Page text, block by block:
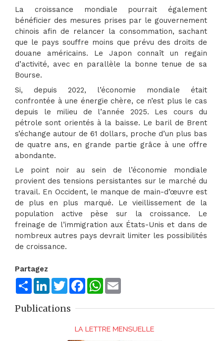
La croissance mondiale pourrait également
bénéficier des mesures prises par le gouvernement
chinois afin de relancer la consommation, sachant
que le pays souffre moins que prévu des droits de
douane américains. Le Japon connaît un regain
d’activité, avec en parallèle la bonne tenue de sa
Bourse.
Si, depuis 2022, l’économie mondiale était
confrontée à une énergie chère, ce n’est plus le cas
depuis le milieu de l’année 2025. Les cours du
pétrole sont orientés à la baisse. Le baril de Brent
s’échange autour de 61 dollars, proche d’un plus bas
de quatre ans, en grande partie grâce à une offre
abondante.
Le point noir au sein de l’économie mondiale
provient des tensions persistantes sur le marché du
travail. En Occident, le manque de main-d’œuvre est
de plus en plus marqué. Le vieillissement de la
population active pèse sur la croissance. Le
freinage de l’immigration aux États-Unis et dans de
nombreux autres pays devrait limiter les possibilités
de croissance.
Partagez
ShareLinkedInTwitterFacebookWhatsApp
Publications